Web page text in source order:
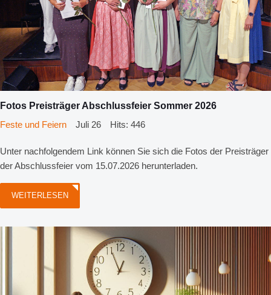
Fotos Preisträger Abschlussfeier Sommer 2026
Feste und Feiern
Juli 26 Hits: 446
Unter nachfolgendem Link können Sie sich die Fotos der Preisträger
der Abschlussfeier vom 15.07.2026 herunterladen.
WEITERLESEN